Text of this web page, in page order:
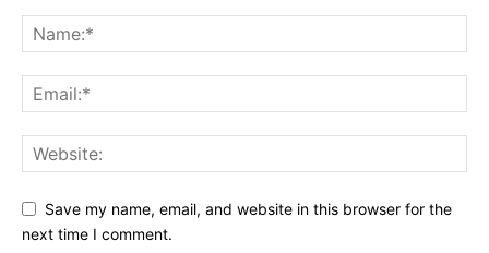
Save my name, email, and website in this browser for the
next time I comment.